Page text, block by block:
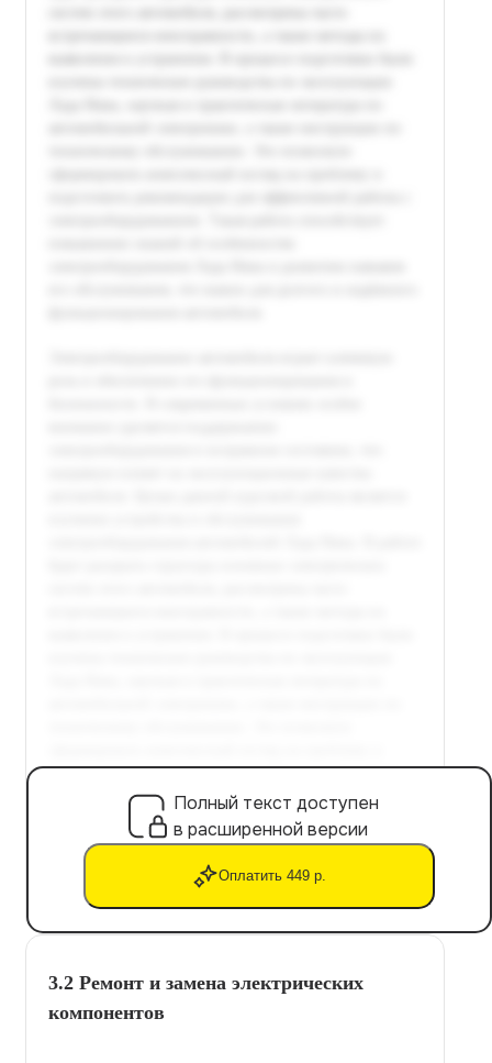
Полный текст доступен
в расширенной версии
Оплатить 449 р.
3.2 Ремонт и замена электрических
компонентов